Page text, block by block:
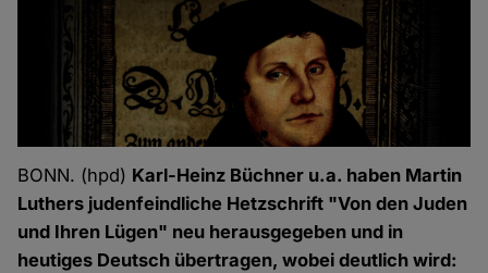
BONN. (hpd) Karl-Heinz Büchner u.a. haben Martin
Luthers judenfeindliche Hetzschrift "Von den Juden
und Ihren Lügen" neu herausgegeben und in
heutiges Deutsch übertragen, wobei deutlich wird: